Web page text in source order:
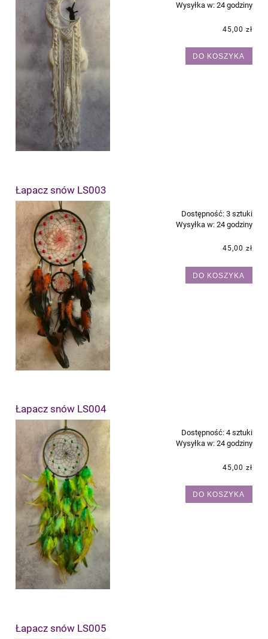
Wysyłka w: 24 godziny
45,00 zł
DO KOSZYKA
Łapacz snów LS003
Dostępność: 3 sztuki
Wysyłka w: 24 godziny
45,00 zł
DO KOSZYKA
Łapacz snów LS004
Dostępność: 4 sztuki
Wysyłka w: 24 godziny
45,00 zł
DO KOSZYKA
Łapacz snów LS005